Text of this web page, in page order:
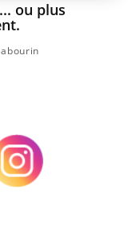
ou plus